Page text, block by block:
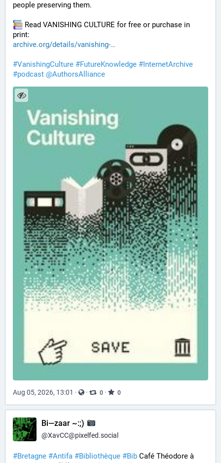
people preserving them.
Read VANISHING CULTURE for free or purchase in
print:
archive.org/details/vanishing-
#VanishingCulture #FutureKnowledge #InternetArchive
#podcast @AuthorsAlliance
Aug 05, 2026, 13:01 · · 0 · 0
Bi—zaar ~:;)
@XavCC@pixelfed.social
#Bretagne #Antifa #Bibliothèque #Bib Café Théodore à